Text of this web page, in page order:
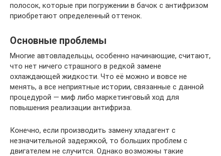
полосок, которые при погружении в бачок с антифризом
приобретают определенный оттенок.
Основные проблемы
Многие автовладельцы, особенно начинающие, считают,
что нет ничего страшного в редкой замене
охлаждающей жидкости. Что её можно и вовсе не
менять, а все неприятные истории, связанные с данной
процедурой — миф либо маркетинговый ход для
повышения реализации антифриза.
Конечно, если производить замену хладагент с
незначительной задержкой, то больших проблем с
двигателем не случится. Однако возможны такие